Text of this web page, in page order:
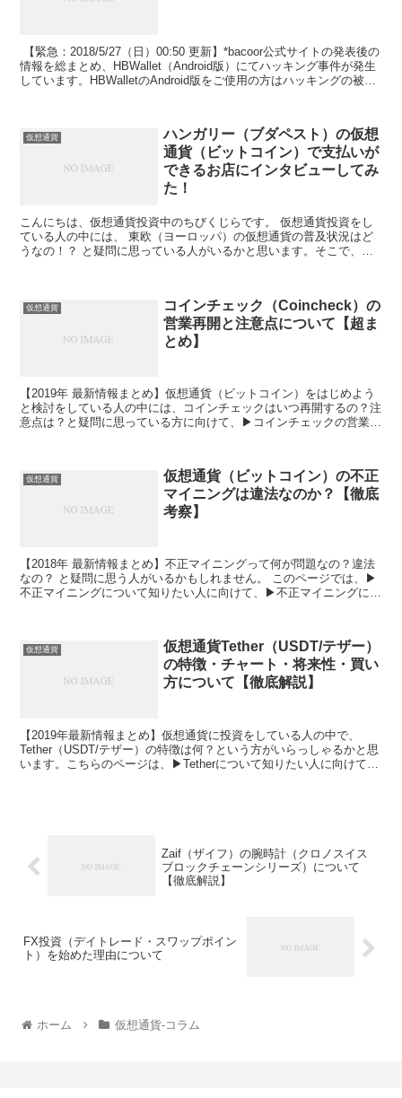
【緊急：2018/5/27（日）00:50 更新】*bacoor公式サイトの発表後の
情報を総まとめ、HBWallet（Android版）にてハッキング事件が発生
しています。HBWalletのAndroid版をご使用の方はハッキングの被害
知りたい人▶HBWalletのハッキング事件に遭ったけど、どうしたら
良いか知りたい人に向けて、▶それぞれの状況と対策方法について、
詳しく説明しています。
仮想通貨
ハンガリー（ブダペスト）の仮想
通貨（ビットコイン）で支払いが
できるお店にインタビューしてみ
た！
こんにちは、仮想通貨投資中のちびくじらです。 仮想通貨投資をし
ている人の中には、 東欧（ヨーロッパ）の仮想通貨の普及状況はど
うなの！？ と疑問に思っている人がいるかと思います。そこで、こ
仮想通貨
コインチェック（Coincheck）の
営業再開と注意点について【超ま
とめ】
【2019年 最新情報まとめ】仮想通貨（ビットコイン）をはじめよう
と検討をしている人の中には、コインチェックはいつ再開するの？注
意点は？と疑問に思っている方に向けて、▶コインチェックの営業再
経験した管理人が徹底解説をしていきます。
仮想通貨
仮想通貨（ビットコイン）の不正
マイニングは違法なのか？【徹底
考察】
【2018年 最新情報まとめ】不正マイニングって何が問題なの？違法
なの？ と疑問に思う人がいるかもしれません。 このページでは、▶
不正マイニングについて知りたい人に向けて、▶不正マイニングに対
の方でも分かりやすく説明をしていきたいと思います。
仮想通貨
仮想通貨Tether（USDT/テザー）
の特徴・チャート・将来性・買い
方について【徹底解説】
【2019年最新情報まとめ】仮想通貨に投資をしている人の中で、
Tether（USDT/テザー）の特徴は何？という方がいらっしゃるかと思
います。こちらのページは、▶Tetherについて知りたい人に向けて、
ください。初心者の方でも分かりやすく説明をしています。
Zaif（ザイフ）の腕時計（クロノスイス
ブロックチェーンシリーズ）について
【徹底解説】
FX投資（デイトレード・スワップポイン
ト）を始めた理由について
ホーム 仮想通貨-コラム